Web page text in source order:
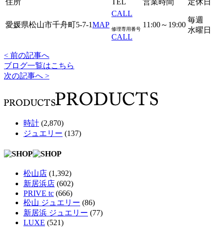
愛媛県松山市千舟町5-7-1MAP
CALL
修理専用番号
CALL
11:00～19:00
毎週
水曜日
< 前の記事へ
ブログ一覧はこちら
次の記事へ >
時計 (2,870)
ジュエリー (137)
松山店 (1,392)
新居浜店 (602)
PRIVE tc (666)
松山 ジュエリー (86)
新居浜 ジュエリー (77)
LUXE (521)